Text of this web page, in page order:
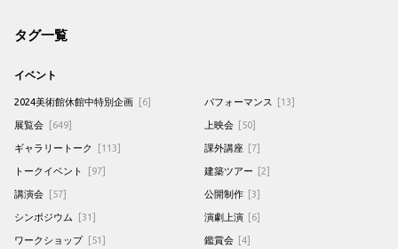
タグ一覧
イベント
2024美術館休館中特別企画 [6]
展覧会 [649]
ギャラリートーク [113]
トークイベント [97]
講演会 [57]
シンポジウム [31]
ワークショップ [51]
パフォーマンス [13]
上映会 [50]
課外講座 [7]
建築ツアー [2]
公開制作 [3]
演劇上演 [6]
鑑賞会 [4]